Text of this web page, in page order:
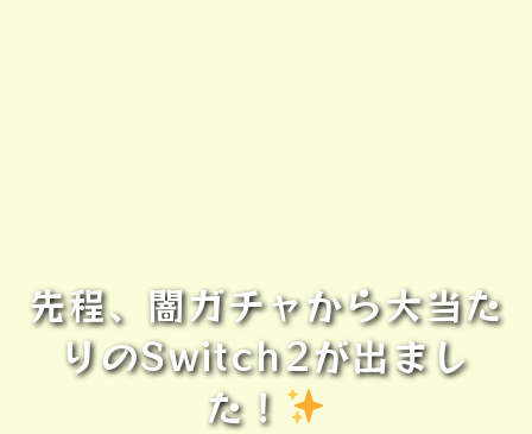
先程、闇ガチャから大当た
りのSwitch2が出まし
た！